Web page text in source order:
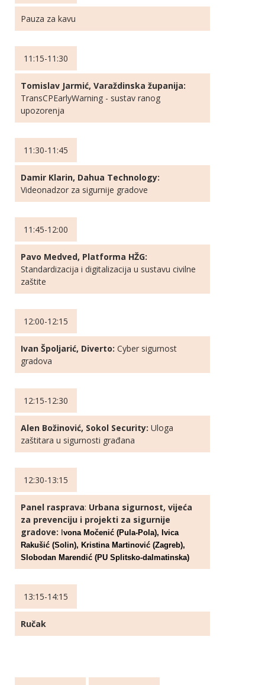
Pauza za kavu
11:15-11:30
Tomislav Jarmić, Varaždinska županija:
TransCPEarlyWarning - sustav ranog
upozorenja
11:30-11:45
Damir Klarin, Dahua Technology:
Videonadzor za sigurnije gradove
11:45-12:00
Pavo Medved, Platforma HŽG:
Standardizacija i digitalizacija u sustavu civilne
zaštite
12:00-12:15
Ivan Špoljarić, Diverto: Cyber sigurnost
gradova
12:15-12:30
Alen Božinović, Sokol Security: Uloga
zaštitara u sigurnosti građana
12:30-13:15
Panel rasprava: Urbana sigurnost, vijeća
za prevenciju i projekti za sigurnije
gradove: vona Močenić (Pula-Pola), Ivica
Rakušić (Solin), Kristina Martinović (Zagreb),
Slobodan Marendić (PU Splitsko-dalmatinska)
13:15-14:15
Ručak